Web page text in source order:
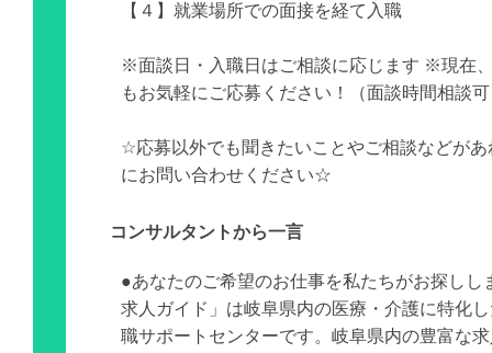
【４】就業場所での面接を経て入職
※面談日・入職日はご相談に応じます ※現在
もお気軽にご応募ください！（面談時間相談
☆応募以外でも聞きたいことやご相談などがあ
にお問い合わせください☆
コンサルタントから一言
●あなたのご希望のお仕事を私たちがお探しし
求人ガイド」は岐阜県内の医療・介護に特化
職サポートセンターです。岐阜県内の豊富な